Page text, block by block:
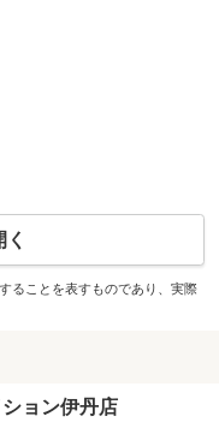
ることを表すものであり、実際
ョン伊丹店